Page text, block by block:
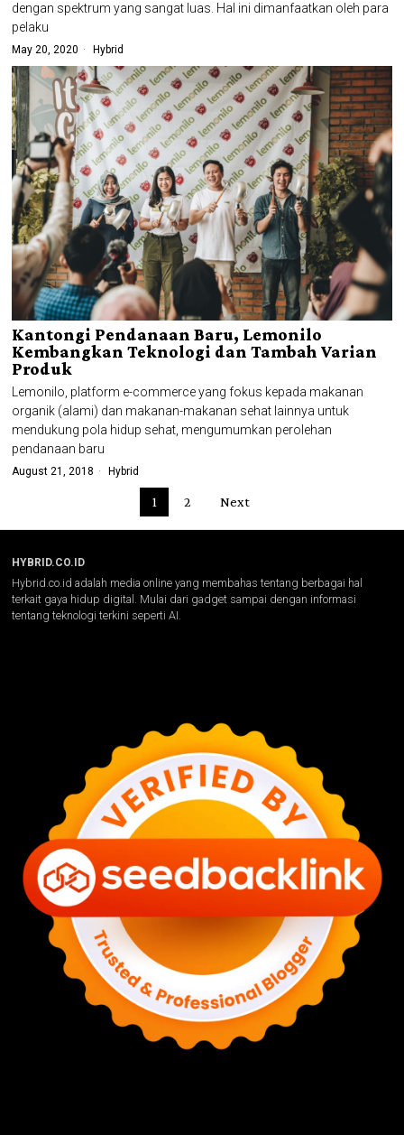
dengan spektrum yang sangat luas. Hal ini dimanfaatkan oleh para
pelaku
May 20, 2020 Hybrid
Kantongi Pendanaan Baru, Lemonilo
Kembangkan Teknologi dan Tambah Varian
Produk
Lemonilo, platform e-commerce yang fokus kepada makanan
organik (alami) dan makanan-makanan sehat lainnya untuk
mendukung pola hidup sehat, mengumumkan perolehan
pendanaan baru
August 21, 2018 Hybrid
1 2 Next
HYBRID.CO.ID
Hybrid.co.id adalah media online yang membahas tentang berbagai hal
terkait gaya hidup digital. Mulai dari gadget sampai dengan informasi
tentang teknologi terkini seperti AI.